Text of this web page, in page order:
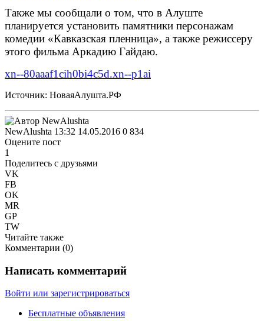
Также мы сообщали о том, что в Алуште
планируется установить памятники персонажам
комедии «Кавказская пленница», а также режиссеру
этого фильма Аркадию Гайдаю.
xn--80aaaf1cih0bi4c5d.xn--p1ai
Источник: НоваяАлушта.РФ
NewAlushta 13:32 14.05.2016 0 834
Оцените пост
1
Поделитесь с друзьями
VK
FB
OK
MR
GP
TW
Читайте также
Комментарии (0)
Написать комментарий
Войти или зарегистрироваться
Бесплатные объявления